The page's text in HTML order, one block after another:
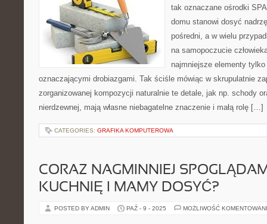
tak oznaczane ośrodki
domu stanowi dosyć
pośredni, a w wielu
na samopoczucie
najmniejsze elementy tylko
oznaczającymi drobiazgami. Tak ściśle mówiąc w skrupulatnie
zorganizowanej kompozycji naturalnie te detale, jak np. schody
nierdzewnej, mają własne niebagatelne znaczenie i małą rolę […]
CATEGORIES: GRAFIKA KOMPUTEROWA
CORAZ NAGMINNIEJ
KUCHNIĘ I MAMY DOSYĆ?
POSTED BY ADMIN PAŹ - 9 - 2025 MOŻLIWOŚĆ